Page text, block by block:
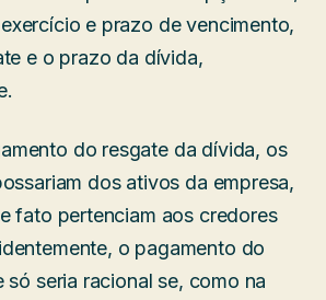
e prazo de vencimento,
e o prazo da dívida,
do resgate da dívida, os
dos ativos da empresa,
fato pertenciam aos credores
o pagamento do
só seria racional se, como na